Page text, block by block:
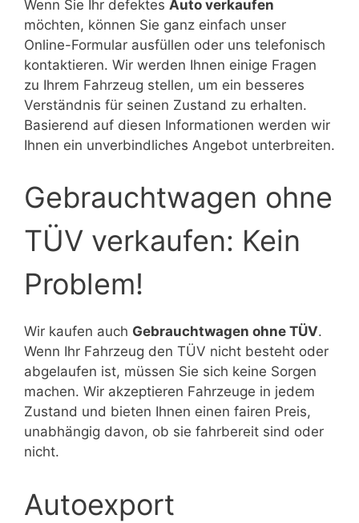
Wenn Sie Ihr defektes Auto verkaufen
möchten, können Sie ganz einfach unser
Online-Formular ausfüllen oder uns telefonisch
kontaktieren. Wir werden Ihnen einige Fragen
zu Ihrem Fahrzeug stellen, um ein besseres
Verständnis für seinen Zustand zu erhalten.
Basierend auf diesen Informationen werden wir
Ihnen ein unverbindliches Angebot unterbreiten.
Gebrauchtwagen ohne
TÜV verkaufen: Kein
Problem!
Wir kaufen auch Gebrauchtwagen ohne TÜV.
Wenn Ihr Fahrzeug den TÜV nicht besteht oder
abgelaufen ist, müssen Sie sich keine Sorgen
machen. Wir akzeptieren Fahrzeuge in jedem
Zustand und bieten Ihnen einen fairen Preis,
unabhängig davon, ob sie fahrbereit sind oder
nicht.
Autoexport